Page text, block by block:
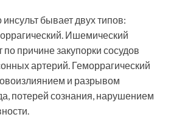
инсульт бывает двух типов:
Ишемический
по причине закупорки сосудов
артерий. Геморрагический
и разрывом
потерей сознания, нарушением